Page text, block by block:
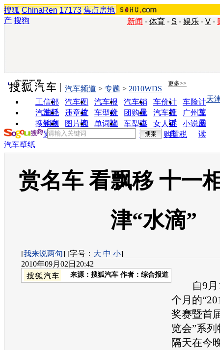
搜狐 ChinaRen 17173 焦点房地
产 搜狗 新闻 - 体育 - S - 娱乐 - V -
实用工具 更多>>
工信部
油耗
汽车图
片
汽车报
价
汽车销
量
车价计
算
车险计
算
汽车经
销商
违章查
询
车型对
比
团购优
惠
汽车投
诉
广州车
展
搜狗浏
览器
图片欣
赏
单词翻
车型查
询
女人宝
典
小说阅
读
汽车频道 > 专题 > 2010WDS
天
购置税
汽车壁纸
赏名车 看飘移 十一
津“水滴”
[我来说两句] [字号： 大 中 小]
2010年09月02日20:42
来源： 搜狐汽车 作者：综合报道
自9月1
个月的
奖赛暨首
览会”系
隔天在今